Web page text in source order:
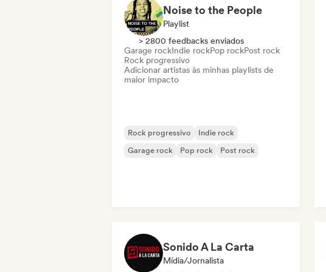
Noise to the People
Playlist
> 2800 feedbacks enviados
Garage rockIndie rockPop rockPost rock
Rock progressivo
Adicionar artistas às minhas playlists de
maior impacto
Rock progressivo
Indie rock
Garage rock
Pop rock Post rock
Sonido A La Carta
Mídia/Jornalista